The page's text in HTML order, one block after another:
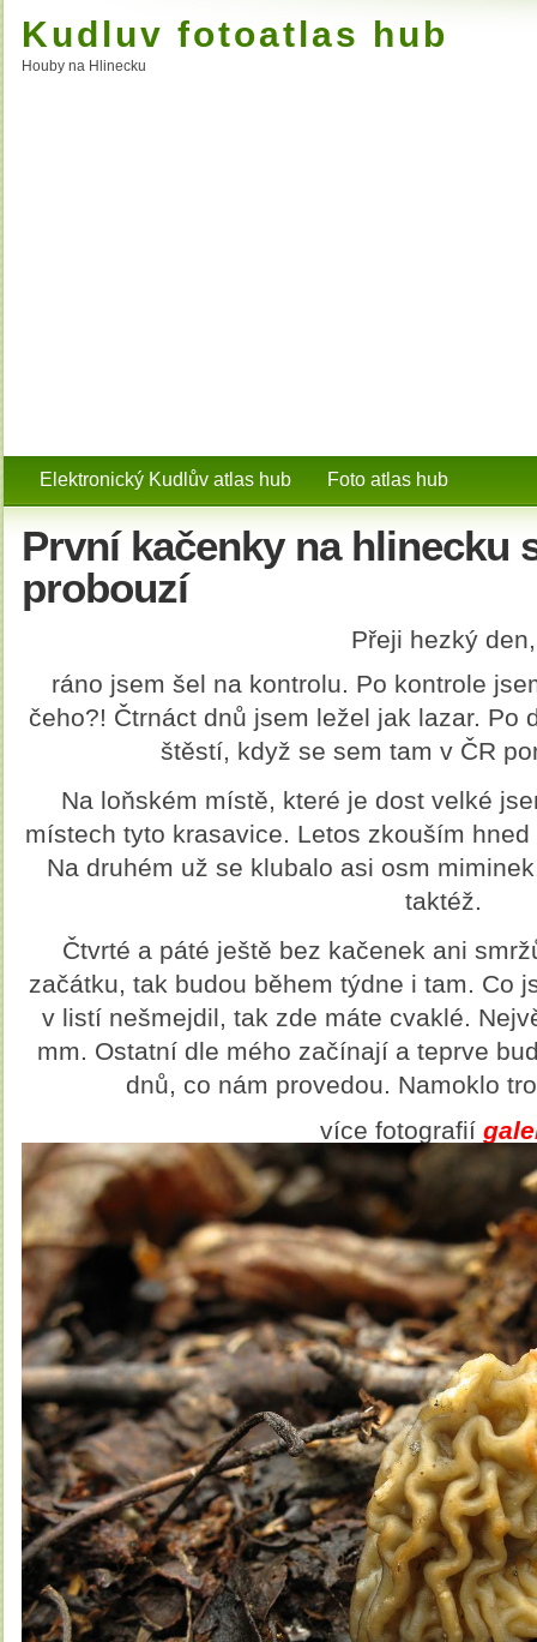
Kudluv fotoatlas hub
Houby na Hlinecku
Elektronický Kudlův atlas hub Foto atlas hub
První kačenky na hlinecku
probouzí
Přeji hezký den,
ráno jsem šel na kontrolu. Po kontrole
čeho?! Čtrnáct dnů jsem ležel jak lazar. Po
štěstí, když se sem tam v ČR
Na loňském místě, které je dost velké
místech tyto krasavice. Letos zkouším
Na druhém už se klubalo asi osm
taktéž.
Čtvrté a páté ještě bez kačenek ani
začátku, tak budou během týdne i tam. Co
v listí nešmejdil, tak zde máte cvaklé.
mm. Ostatní dle mého začínají a teprve
dnů, co nám provedou. Namoklo
více fotografií